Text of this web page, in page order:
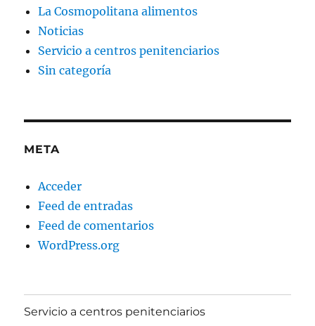
La Cosmopolitana alimentos
Noticias
Servicio a centros penitenciarios
Sin categoría
META
Acceder
Feed de entradas
Feed de comentarios
WordPress.org
Servicio a centros penitenciarios